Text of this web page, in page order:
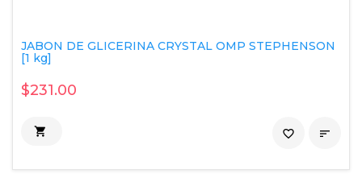
JABON DE GLICERINA CRYSTAL OMP STEPHENSON
[1 kg]
$231.00
 
favorite_border